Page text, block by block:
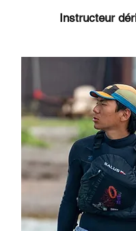
Instructeur